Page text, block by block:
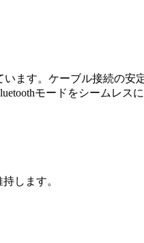
います。ケーブル接続の
モードをシームレスに
します。